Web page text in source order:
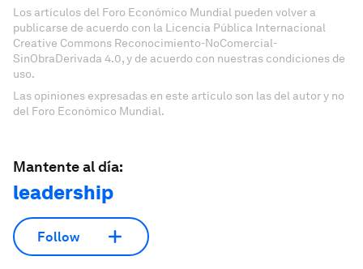
Los artículos del Foro Económico Mundial pueden volver a
publicarse de acuerdo con la Licencia Pública Internacional
Creative Commons Reconocimiento-NoComercial-
SinObraDerivada 4.0, y de acuerdo con nuestras condiciones de
uso.
Las opiniones expresadas en este artículo son las del autor y no
del Foro Económico Mundial.
Mantente al día:
leadership
Follow